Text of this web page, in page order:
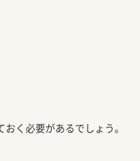
く必要があるでしょう。